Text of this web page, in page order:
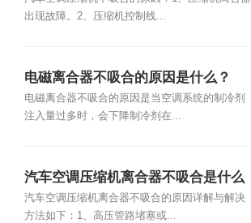
出现故障。2、压缩机控制线...
电磁离合器不吸合的原因是什么？
电磁离合器不吸合的原因是当空调系统的制冷剂
注入量过多时，会下降制冷剂在...
汽车空调压缩机离合器不吸合是什么
原因？
汽车空调压缩机离合器不吸合的原因详解与解决
方法如下：1、高压管路堵塞或...